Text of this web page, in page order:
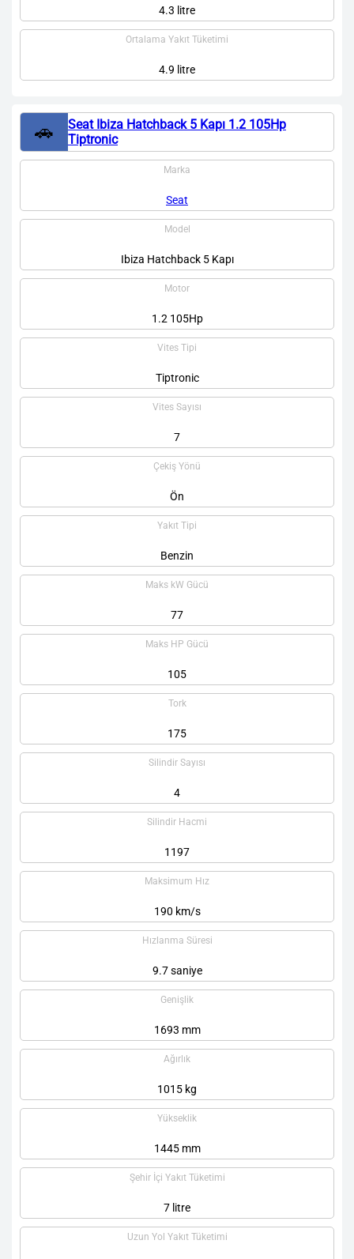
4.3 litre
Ortalama Yakıt Tüketimi
4.9 litre
🚗
Seat Ibiza Hatchback 5 Kapı 1.2 105Hp
Tiptronic
Marka
Seat
Model
Ibiza Hatchback 5 Kapı
Motor
1.2 105Hp
Vites Tipi
Tiptronic
Vites Sayısı
7
Çekiş Yönü
Ön
Yakıt Tipi
Benzin
Maks kW Gücü
77
Maks HP Gücü
105
Tork
175
Silindir Sayısı
4
Silindir Hacmi
1197
Maksimum Hız
190 km/s
Hızlanma Süresi
9.7 saniye
Genişlik
1693 mm
Ağırlık
1015 kg
Yükseklik
1445 mm
Şehir İçi Yakıt Tüketimi
7 litre
Uzun Yol Yakıt Tüketimi